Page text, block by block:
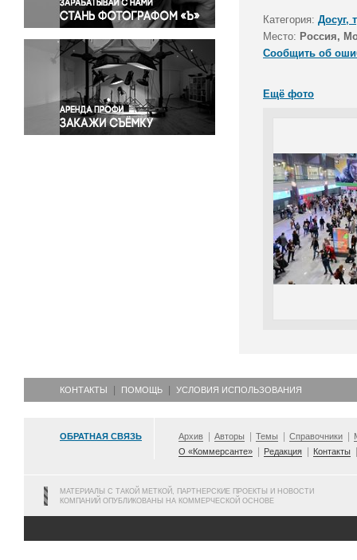
Религия
Светская жизнь
Спорт
Экология
Экономика и бизнес
Категория: Досуг,
Место: Россия,
Сообщить об
Ещё фото
КОНТАКТЫ ПОМОЩЬ УСЛОВИЯ ИСПОЛЬЗОВАНИЯ
ОБРАТНАЯ СВЯЗЬ Архив Авторы Темы Справочники
О «Коммерсанте»
Редакция Контакты
МАТЕРИАЛЫ С ТАКОЙ МЕТКОЙ, ПАРТНЕРСКИЕ ПРОЕКТЫ И НОВОСТИ
КОМПАНИЙ ОПУБЛИКОВАНЫ НА КОММЕРЧЕСКОЙ ОСНОВЕ